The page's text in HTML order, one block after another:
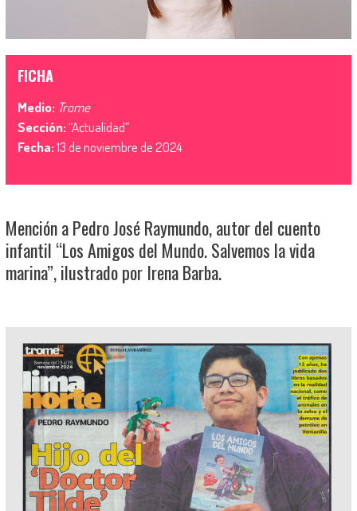
FICHA
Medio: Trome
Sección:“Actualidad”
Fecha:13 de noviembre de 2024
Mención a Pedro José Raymundo, autor del cuento
infantil “Los Amigos del Mundo. Salvemos la vida
marina”, ilustrado por Irena Barba.